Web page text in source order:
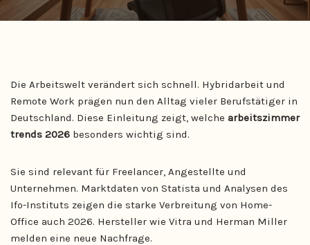
Die Arbeitswelt verändert sich schnell. Hybridarbeit und
Remote Work prägen nun den Alltag vieler Berufstätiger in
Deutschland. Diese Einleitung zeigt, welche arbeitszimmer
trends 2026 besonders wichtig sind.
Sie sind relevant für Freelancer, Angestellte und
Unternehmen. Marktdaten von Statista und Analysen des
Ifo-Instituts zeigen die starke Verbreitung von Home-
Office auch 2026. Hersteller wie Vitra und Herman Miller
melden eine neue Nachfrage.